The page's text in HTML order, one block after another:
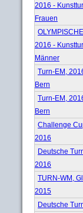
2016 -
Frauen
2016 -
Männer
Turn-EM,
Bern
Turn-EM,
Bern
Challenge
2016
Deutsche
2016
TURN-WM,
2015
Deutsche